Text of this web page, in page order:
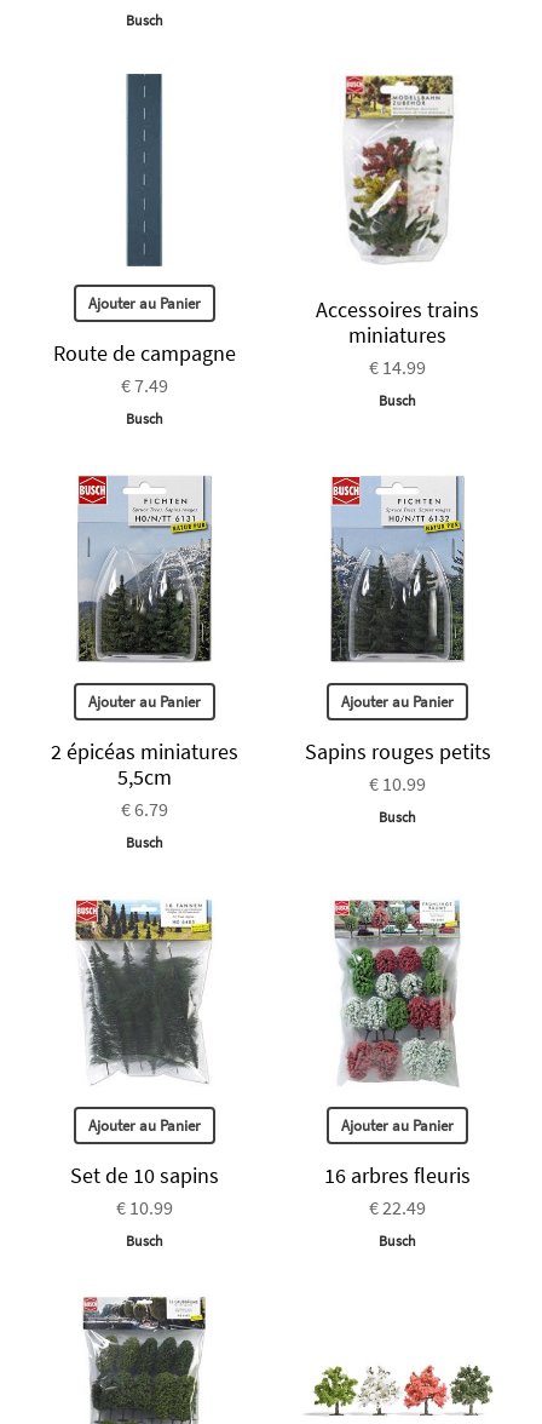
Busch
Ajouter au Panier
Route de campagne
€ 7.49
Busch
Accessoires trains
miniatures
€ 14.99
Busch
Ajouter au Panier
2 épicéas miniatures
5,5cm
€ 6.79
Busch
Ajouter au Panier
Sapins rouges petits
€ 10.99
Busch
Ajouter au Panier
Set de 10 sapins
€ 10.99
Busch
Ajouter au Panier
16 arbres fleuris
€ 22.49
Busch